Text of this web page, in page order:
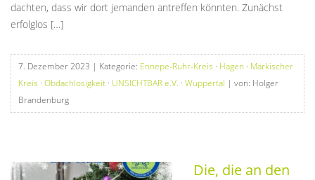
dachten, dass wir dort jemanden antreffen könnten. Zunächst
erfolglos […]
7. Dezember 2023 | Kategorie: Ennepe-Ruhr-Kreis · Hagen · Märkischer
Kreis · Obdachlosigkeit · UNSICHTBAR e.V. · Wuppertal | von: Holger
Brandenburg
Die, die an den